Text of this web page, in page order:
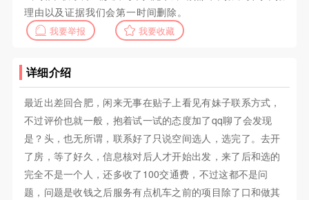
理由以及证据我们会第一时间删除。
我要举报 我要收藏
详细介绍
最近出差回合肥，闲来无事在贴子上看见有妹子联系方式，
不过评价也就一般，抱着试一试的态度加了qq聊了会发现
是？头，也无所谓，联系好了只说空间选人，选完了。去开
了房，等了好久，信息核对后人才开始出发，来了后和选的
完全不是一个人，还多收了100交通费，不过这都不是问
题，问题是收钱之后服务有点机车之前的项目除了口和做其